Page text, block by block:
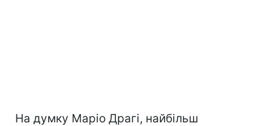
На думку Маріо Драгі, найбільш